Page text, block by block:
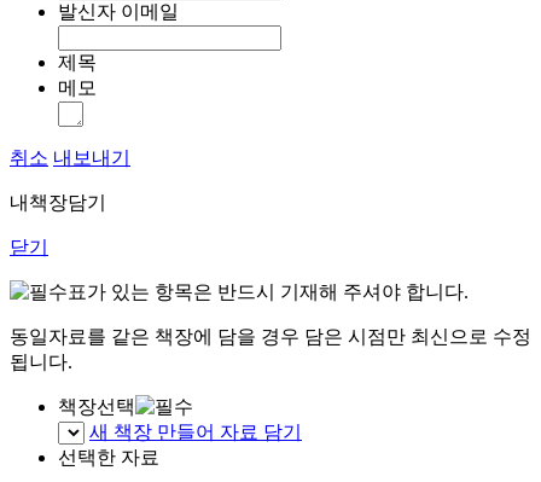
발신자 이메일
제목
메모
취소 내보내기
내책장담기
닫기
표가 있는 항목은 반드시 기재해 주셔야 합니다.
동일자료를 같은 책장에 담을 경우 담은 시점만 최신으로 수정
됩니다.
책장선택
새 책장 만들어 자료 담기
선택한 자료